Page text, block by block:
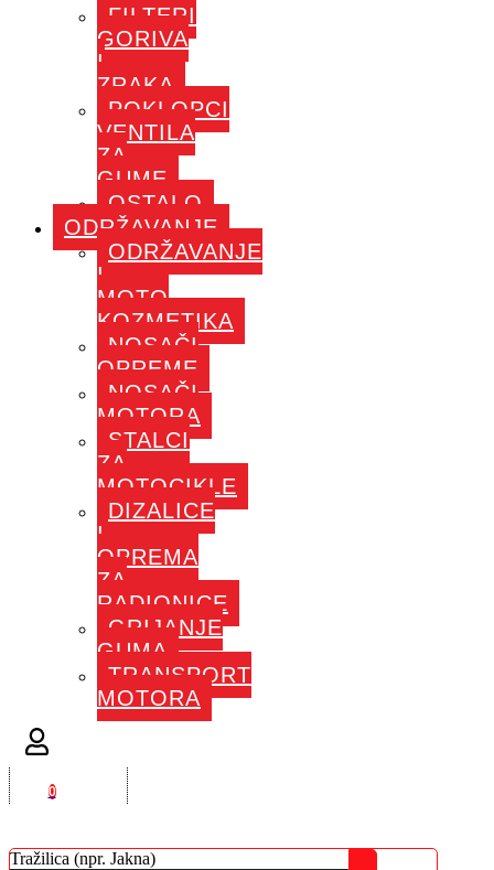
FILTERI
GORIVA
I
ZRAKA
POKLOPCI
VENTILA
ZA
GUME
OSTALO
ODRŽAVANJE
ODRŽAVANJE
I
MOTO
KOZMETIKA
NOSAČI
OPREME
NOSAČI
MOTORA
STALCI
ZA
MOTOCIKLE
DIZALICE
I
OPREMA
ZA
RADIONICE
GRIJANJE
GUMA
TRANSPORT
MOTORA
0
Tražilica (npr. Jakna)